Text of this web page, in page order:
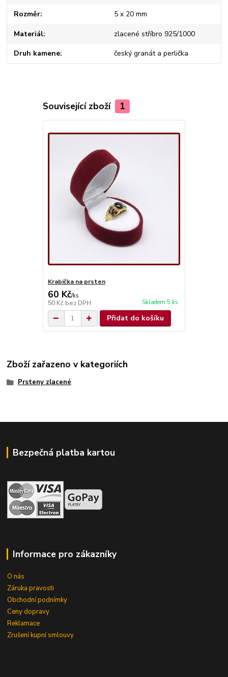
Rozměr 5 x 20 mm
Materiál zlacené stříbro 925/1000
Druh kamene český granát a perlička
Související zboží 1
Krabička na prsten
60 Kč/ks
50 Kč bez DPH Skladem 5 ks
Přidat do košíku
Zboží zařazeno v kategoriích
Prsteny zlacené
Bezpečná platba kartou
Informace pro zákazníky
O nás
Záruka pravosti
Obchodní podnímky
Ceny dopravy
Reklamace
Zrušení kupní smlouvy